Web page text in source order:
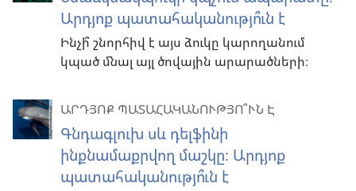
Արդյոք պատահականությո՞ւն է
Ինչի՞ շնորհիվ է այս ձուկը կարողանում
կպած մնալ այլ ծովային արարածների։
ԱՐԴՅՈՔ ՊԱՏԱՀԱԿԱՆՈՒԹՅՈ՞ՒՆ Է
Գնդագլուխ սև դելֆինի
ինքնամաքրվող մաշկը։ Արդյոք
պատահականությո՞ւն է